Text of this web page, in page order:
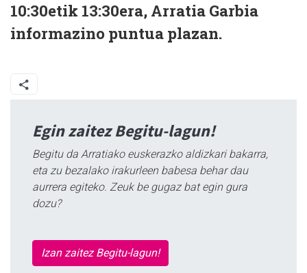
10:30etik 13:30era, Arratia Garbia
informazino puntua plazan.
Egin zaitez Begitu-lagun!
Begitu da Arratiako euskerazko aldizkari bakarra,
eta zu bezalako irakurleen babesa behar dau
aurrera egiteko. Zeuk be gugaz bat egin gura
dozu?
Izan zaitez Begitu-lagun!